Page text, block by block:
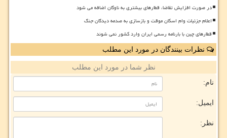
در صورت افزایش تقاضا، قطارهای بیشتری به ناوگان اضافه می شود
اعلام جزئیات وام اسکان موقت و بازسازی به صدمه دیدگان جنگ
قطارهای چین با بارنامه رسمی ایران وارد کشور نمی شوند
نظرات بینندگان در مورد این مطلب
نظر شما در مورد این مطلب
نام:
ایمیل:
نظر: